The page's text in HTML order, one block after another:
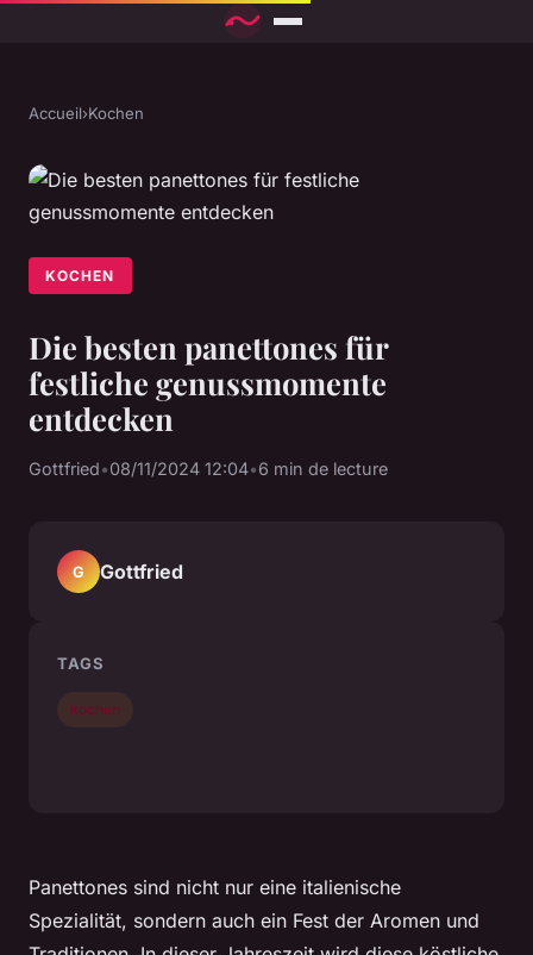
Accueil›Kochen
KOCHEN
Die besten panettones für
festliche genussmomente
entdecken
Gottfried•08/11/2024 12:04•6 min de lecture
Panettones sind nicht nur eine italienische
Spezialität, sondern auch ein Fest der Aromen und
G Gottfried
TAGS
kochen